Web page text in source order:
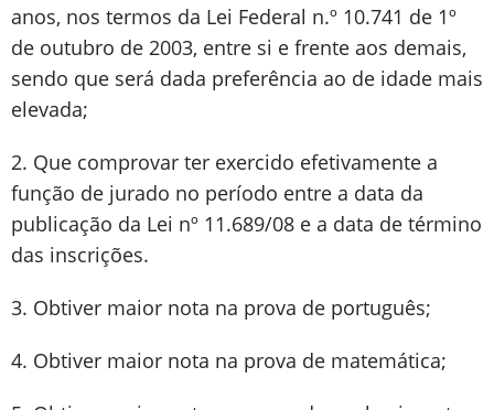
anos, nos termos da Lei Federal n.º 10.741 de 1º
de outubro de 2003, entre si e frente aos demais,
sendo que será dada preferência ao de idade mais
elevada;
2. Que comprovar ter exercido efetivamente a
função de jurado no período entre a data da
publicação da Lei nº 11.689/08 e a data de término
das inscrições.
3. Obtiver maior nota na prova de português;
4. Obtiver maior nota na prova de matemática;